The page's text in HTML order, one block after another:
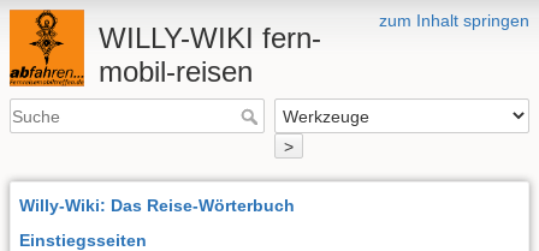
zum Inhalt springen
WILLY-WIKI fern-
mobil-reisen
>
Willy-Wiki: Das Reise-Wörterbuch
Einstiegsseiten